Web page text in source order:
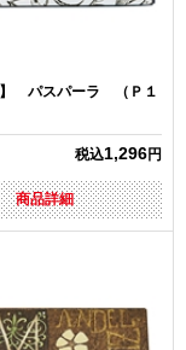
】 パスパーラ （Ｐ１
税込1,296円
商品詳細